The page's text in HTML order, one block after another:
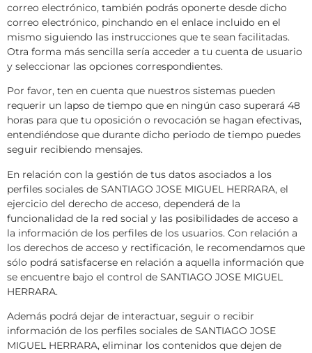
correo electrónico, también podrás oponerte desde dicho
correo electrónico, pinchando en el enlace incluido en el
mismo siguiendo las instrucciones que te sean facilitadas.
Otra forma más sencilla sería acceder a tu cuenta de usuario
y seleccionar las opciones correspondientes.
Por favor, ten en cuenta que nuestros sistemas pueden
requerir un lapso de tiempo que en ningún caso superará 48
horas para que tu oposición o revocación se hagan efectivas,
entendiéndose que durante dicho periodo de tiempo puedes
seguir recibiendo mensajes.
En relación con la gestión de tus datos asociados a los
perfiles sociales de SANTIAGO JOSE MIGUEL HERRARA, el
ejercicio del derecho de acceso, dependerá de la
funcionalidad de la red social y las posibilidades de acceso a
la información de los perfiles de los usuarios. Con relación a
los derechos de acceso y rectificación, le recomendamos que
sólo podrá satisfacerse en relación a aquella información que
se encuentre bajo el control de SANTIAGO JOSE MIGUEL
HERRARA.
Además podrá dejar de interactuar, seguir o recibir
información de los perfiles sociales de SANTIAGO JOSE
MIGUEL HERRARA, eliminar los contenidos que dejen de